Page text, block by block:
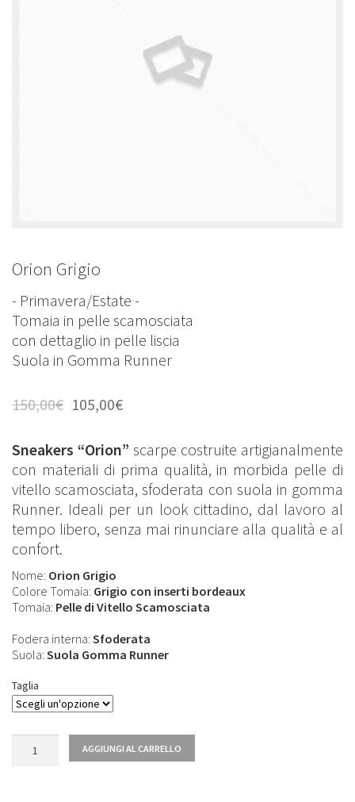
COCCOLA LE TUE SCARPE
GLI ARTIGIANI
CONTATTI
Orion Grigio
- Primavera/Estate -
Tomaia in pelle scamosciata
con dettaglio in pelle liscia
Suola in Gomma Runner
150,00€ 105,00€
Sneakers “Orion” scarpe costruite artigianalmente
con materiali di prima qualità, in morbida pelle di
vitello scamosciata, sfoderata con suola in gomma
Runner. Ideali per un look cittadino, dal lavoro al
tempo libero, senza mai rinunciare alla qualità e al
confort.
Nome: Orion Grigio
Colore Tomaia: Grigio con inserti bordeaux
Tomaia: Pelle di Vitello Scamosciata
Fodera interna: Sfoderata
Suola: Suola Gomma Runner
Taglia
AGGIUNGI AL CARRELLO